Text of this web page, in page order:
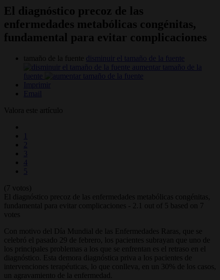
El diagnóstico precoz de las
enfermedades metabólicas congénitas,
fundamental para evitar complicaciones
tamaño de la fuente disminuir el tamaño de la fuente
aumentar tamaño de la
fuente
Imprimir
Email
Valora este artículo
1
2
3
4
5
(7 votos)
El diagnóstico precoz de las enfermedades metabólicas congénitas,
fundamental para evitar complicaciones - 2.1 out of 5 based on 7
votes
Con motivo del Día Mundial de las Enfermedades Raras, que se
celebró el pasado 29 de febrero, los pacientes subrayan que uno de
los principales problemas a los que se enfrentan es el retraso en el
diagnóstico. Esta demora diagnóstica priva a los pacientes de
intervenciones terapéuticas, lo que conlleva, en un 30% de los casos,
un agravamiento de la enfermedad.